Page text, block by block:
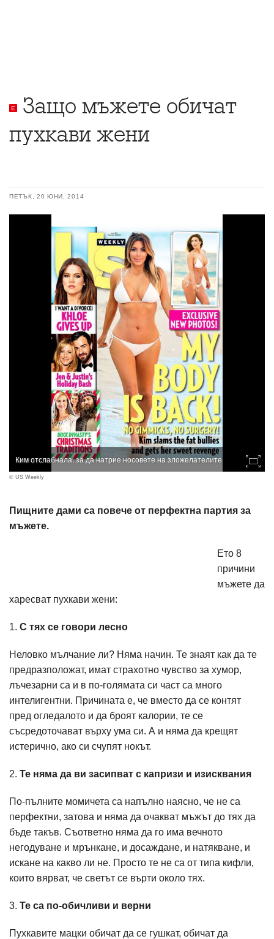
Защо мъжете обичат
пухкави жени
ПЕТЪК, 20 ЮНИ, 2014
Ким отслабнала, за да натрие носовете на зложелателите
© US Weekly
Пищните дами са повече от перфектна партия за
мъжете.
Ето 8
причини
мъжете да
харесват пухкави жени:
1. С тях се говори лесно
Неловко мълчание ли? Няма начин. Те знаят как да те
предразположат, имат страхотно чувство за хумор,
лъчезарни са и в по-голямата си част са много
интелигентни. Причината е, че вместо да се контят
пред огледалото и да броят калории, те се
съсредоточават върху ума си. А и няма да крещят
истерично, ако си счупят нокът.
2. Те няма да ви засипват с капризи и изисквания
По-пълните момичета са напълно наясно, че не са
перфектни, затова и няма да очакват мъжът до тях да
бъде такъв. Съответно няма да го има вечното
негодуване и мрънкане, и досаждане, и натякване, и
искане на какво ли не. Просто те не са от типа кифли,
които вярват, че светът се върти около тях.
3. Те са по-обичливи и верни
Пухкавите мацки обичат да се гушкат, обичат да